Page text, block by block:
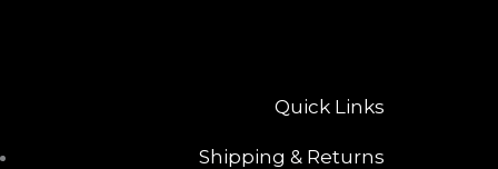
Quick Links
Shipping & Returns